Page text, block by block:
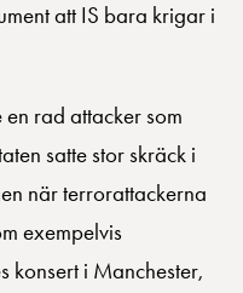
att IS bara krigar i
rad attacker som
satte stor skräck i
när terrorattackerna
exempelvis
konsert i Manchester,